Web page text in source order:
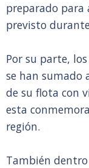
preparado para
previsto
Por su parte,
se han sumado
de su flota con
esta
región.
También